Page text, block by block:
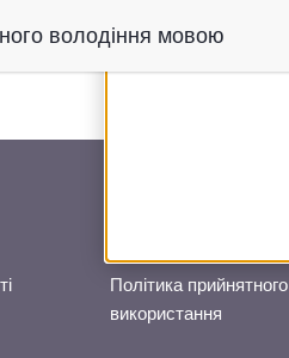
володіння мовою
Політика прийнятного
використання